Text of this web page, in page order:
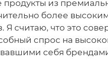
продукты из
более
Я считаю, что это
спрос на
себя